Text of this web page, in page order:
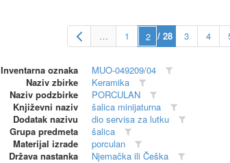
… 1 / 28 3 4
Inventarna oznaka
MUO-049209/04
Naziv zbirke
Keramika
Naziv podzbirke
PORCULAN
Književni naziv
šalica minijaturna
Dodatak nazivu
dio servisa za lutku
Grupa predmeta
šalica
Materijal izrade
porculan
Država nastanka
Njemačka ili Češka